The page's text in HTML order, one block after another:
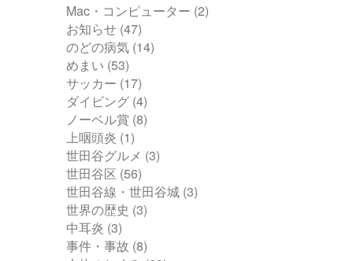
Mac・コンピューター (2)
お知らせ (47)
のどの病気 (14)
めまい (53)
サッカー (17)
ダイビング (4)
ノーベル賞 (8)
上咽頭炎 (1)
世田谷グルメ (3)
世田谷区 (56)
世田谷線・世田谷城 (3)
世界の歴史 (3)
中耳炎 (3)
事件・事故 (8)